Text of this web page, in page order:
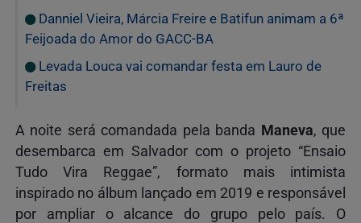
Danniel Vieira, Márcia Freire e Batifun animam a 6ª
Feijoada do Amor do GACC-BA
Levada Louca vai comandar festa em Lauro de
Freitas
A noite será comandada pela banda Maneva, que
desembarca em Salvador com o projeto “Ensaio
Tudo Vira Reggae”, formato mais intimista
inspirado no álbum lançado em 2019 e responsável
por ampliar o alcance do grupo pelo país. O